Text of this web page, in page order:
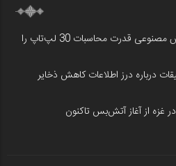
چین با ماهواره‌های هوش مصنوعی قدرت محاسبات 30 لپ‌تاپ را
درباره درز اطلاعات کاهش ذخایر